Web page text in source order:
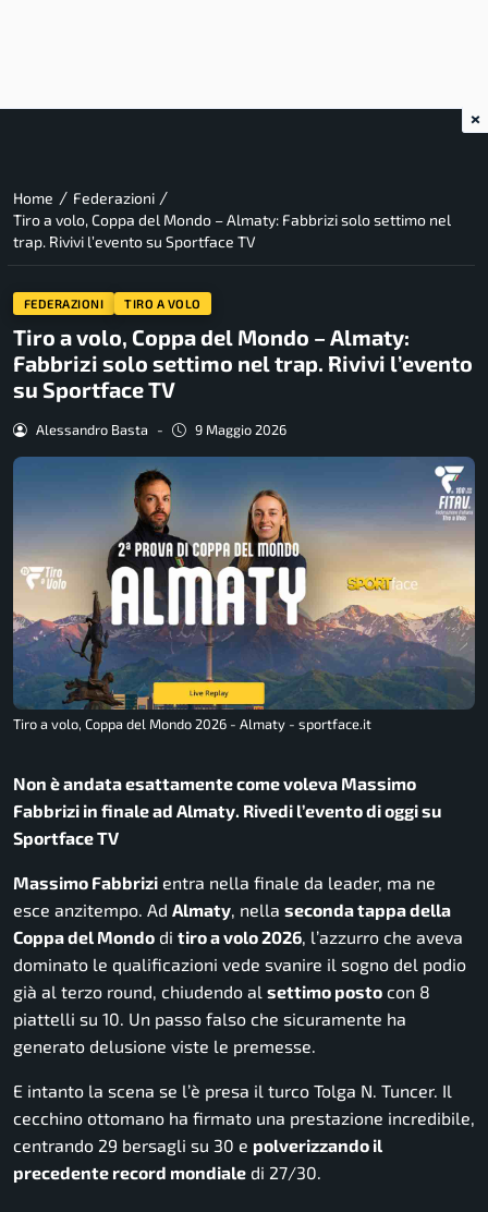
Home / Federazioni /
Tiro a volo, Coppa del Mondo – Almaty: Fabbrizi solo settimo nel
trap. Rivivi l’evento su Sportface TV
FEDERAZIONI TIRO A VOLO
Tiro a volo, Coppa del Mondo – Almaty:
Fabbrizi solo settimo nel trap. Rivivi l’evento
su Sportface TV
Alessandro Basta - 9 Maggio 2026
Tiro a volo, Coppa del Mondo 2026 - Almaty - sportface.it
Non è andata esattamente come voleva Massimo
Fabbrizi in finale ad Almaty. Rivedi l’evento di oggi su
Sportface TV
Massimo Fabbrizi entra nella finale da leader, ma ne
esce anzitempo. Ad Almaty, nella seconda tappa della
Coppa del Mondo di tiro a volo 2026, l’azzurro che aveva
dominato le qualificazioni vede svanire il sogno del podio
già al terzo round, chiudendo al settimo posto con 8
piattelli su 10. Un passo falso che sicuramente ha
generato delusione viste le premesse.
E intanto la scena se l’è presa il turco Tolga N. Tuncer. Il
cecchino ottomano ha firmato una prestazione incredibile,
centrando 29 bersagli su 30 e polverizzando il
precedente record mondiale di 27/30.
×